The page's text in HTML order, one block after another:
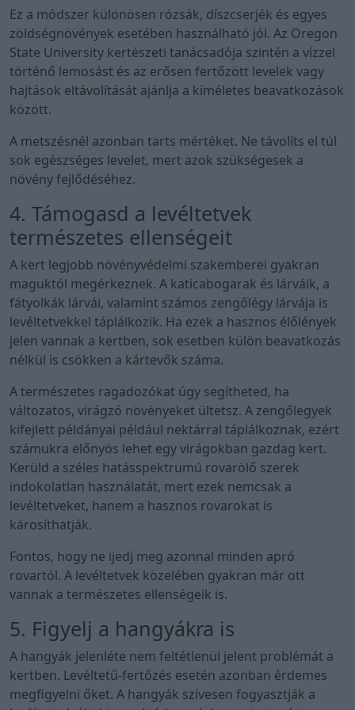
Ez a módszer különösen rózsák, díszcserjék és egyes
zöldségnövények esetében használható jól. Az Oregon
State University kertészeti tanácsadója szintén a vízzel
történő lemosást és az erősen fertőzött levelek vagy
hajtások eltávolítását ajánlja a kíméletes beavatkozások
között.
A metszésnél azonban tarts mértéket. Ne távolíts el túl
sok egészséges levelet, mert azok szükségesek a
növény fejlődéséhez.
4. Támogasd a levéltetvek
természetes ellenségeit
A kert legjobb növényvédelmi szakemberei gyakran
maguktól megérkeznek. A katicabogarak és lárváik, a
fátyolkák lárvái, valamint számos zengőlégy lárvája is
levéltetvekkel táplálkozik. Ha ezek a hasznos élőlények
jelen vannak a kertben, sok esetben külön beavatkozás
nélkül is csökken a kártevők száma.
A természetes ragadozókat úgy segítheted, ha
változatos, virágzó növényeket ültetsz. A zengőlegyek
kifejlett példányai például nektárral táplálkoznak, ezért
számukra előnyös lehet egy virágokban gazdag kert.
Kerüld a széles hatásspektrumú rovarölő szerek
indokolatlan használatát, mert ezek nemcsak a
levéltetveket, hanem a hasznos rovarokat is
károsíthatják.
Fontos, hogy ne ijedj meg azonnal minden apró
rovartól. A levéltetvek közelében gyakran már ott
vannak a természetes ellenségeik is.
5. Figyelj a hangyákra is
A hangyák jelenléte nem feltétlenül jelent problémát a
kertben. Levéltetű-fertőzés esetén azonban érdemes
megfigyelni őket. A hangyák szívesen fogyasztják a